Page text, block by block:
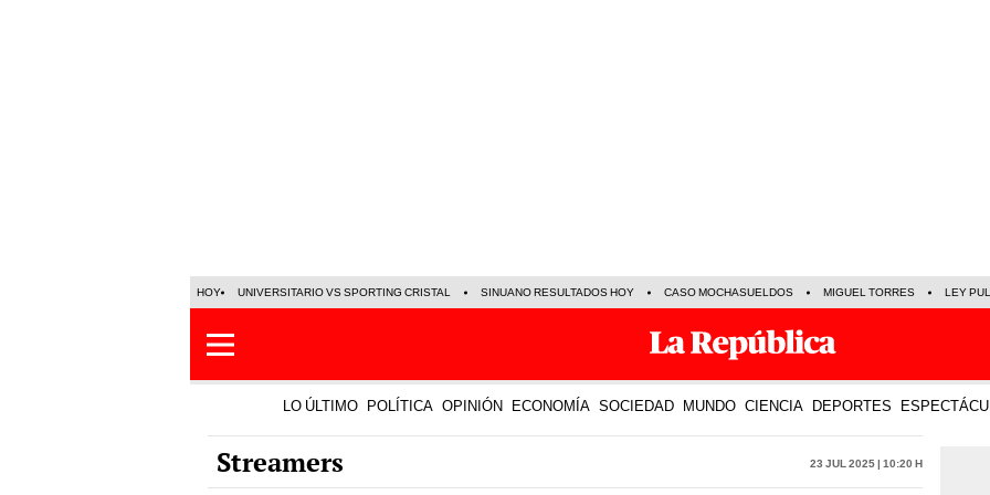
HOY UNIVERSITARIO VS SPORTING CRISTAL SINUANO RESULTADOS HOY CASO MOCHASUELDOS MIGUEL TORRES LEY
LO ÚLTIMO POLÍTICA OPINIÓN ECONOMÍA SOCIEDAD MUNDO CIENCIA DEPORTES
Streamers 23 Jul 2025 | 10:20 h